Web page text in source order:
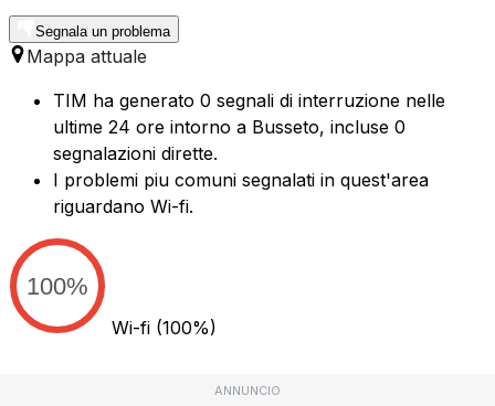
Segnala un problema
Mappa attuale
TIM ha generato 0 segnali di interruzione nelle
ultime 24 ore intorno a Busseto, incluse 0
segnalazioni dirette.
I problemi piu comuni segnalati in quest'area
riguardano Wi-fi.
100%
Wi-fi (100%)
ANNUNCIO